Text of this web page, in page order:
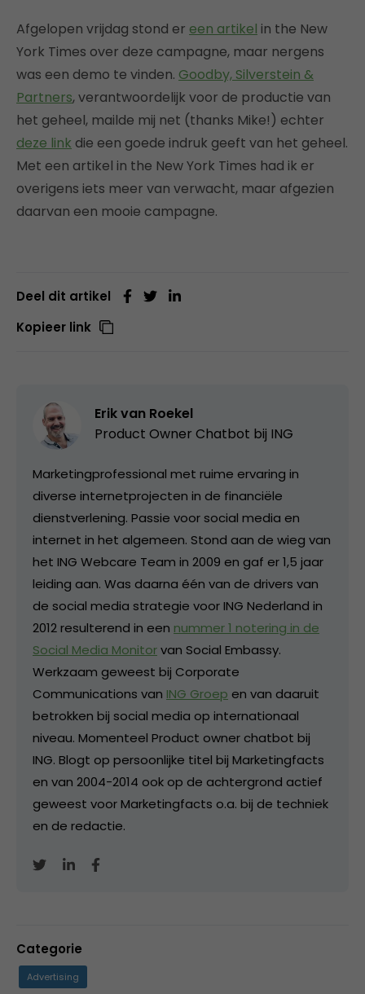
Afgelopen vrijdag stond er een artikel in the New
York Times over deze campagne, maar nergens
was een demo te vinden. Goodby, Silverstein &
Partners, verantwoordelijk voor de productie van
het geheel, mailde mij net (thanks Mike!) echter
deze link die een goede indruk geeft van het geheel.
Met een artikel in the New York Times had ik er
overigens iets meer van verwacht, maar afgezien
daarvan een mooie campagne.
Deel dit artikel
Kopieer link
Erik van Roekel
Product Owner Chatbot bij ING
Marketingprofessional met ruime ervaring in
diverse internetprojecten in de financiële
dienstverlening. Passie voor social media en
internet in het algemeen. Stond aan de wieg van
het ING Webcare Team in 2009 en gaf er 1,5 jaar
leiding aan. Was daarna één van de drivers van
de social media strategie voor ING Nederland in
2012 resulterend in een nummer 1 notering in de
Social Media Monitorvan Social Embassy.
Werkzaam geweest bij Corporate
Communications van ING Groep en van daaruit
betrokken bij social media op internationaal
niveau. Momenteel Product owner chatbot bij
ING. Blogt op persoonlijke titel bij Marketingfacts
en van 2004-2014 ook op de achtergrond actief
geweest voor Marketingfacts o.a. bij de techniek
en de redactie.
Categorie
Advertising